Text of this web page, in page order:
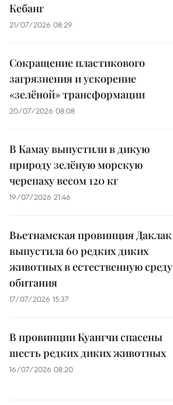
Кебанг
21/07/2026 08:29
Сокращение пластикового
загрязнения и ускорение
«зелёной» трансформации
20/07/2026 08:08
В Камау выпустили в дикую
природу зелёную морскую
черепаху весом 120 кг
19/07/2026 21:46
Вьетнамская провинция Даклак
выпустила 60 редких диких
животных в естественную среду
обитания
17/07/2026 15:37
В провинции Куангчи спасены
шесть редких диких животных
16/07/2026 08:20